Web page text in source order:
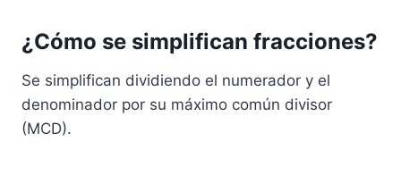
¿Cómo se simplifican fracciones?
Se simplifican dividiendo el numerador y el
denominador por su máximo común divisor
(MCD).